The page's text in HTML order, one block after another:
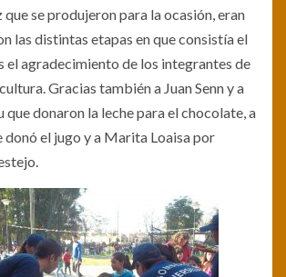
que se produjeron para la ocasión, eran
las distintas etapas en que consistía el
el agradecimiento de los integrantes de
Gracias también a Juan Senn y a
donaron la leche para el chocolate, a
donó el jugo y a Marita Loaisa por